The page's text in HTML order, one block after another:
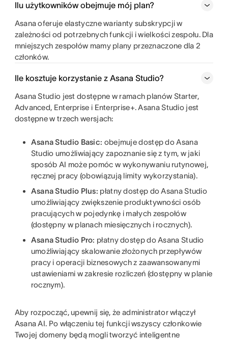
Ilu użytkowników obejmuje mój plan?
Asana oferuje elastyczne warianty subskrypcji w
zależności od potrzebnych funkcji i wielkości zespołu. Dla
mniejszych zespołów mamy plany przeznaczone dla 2
członków.
Ile kosztuje korzystanie z Asana Studio?
Asana Studio jest dostępne w ramach planów Starter,
Advanced, Enterprise i Enterprise+. Asana Studio jest
dostępne w trzech wersjach:
Asana Studio Basic: obejmuje dostęp do Asana
Studio umożliwiający zapoznanie się z tym, w jaki
sposób AI może pomóc w wykonywaniu rutynowej,
ręcznej pracy (obowiązują limity wykorzystania).
Asana Studio Plus: płatny dostęp do Asana Studio
umożliwiający zwiększenie produktywności osób
pracujących w pojedynkę i małych zespołów
(dostępny w planach miesięcznych i rocznych).
Asana Studio Pro: płatny dostęp do Asana Studio
umożliwiający skalowanie złożonych przepływów
pracy i operacji biznesowych z zaawansowanymi
ustawieniami w zakresie rozliczeń (dostępny w planie
rocznym).
Aby rozpocząć, upewnij się, że administrator włączył
Asana AI. Po włączeniu tej funkcji wszyscy członkowie
Twojej domeny będą mogli tworzyć inteligentne